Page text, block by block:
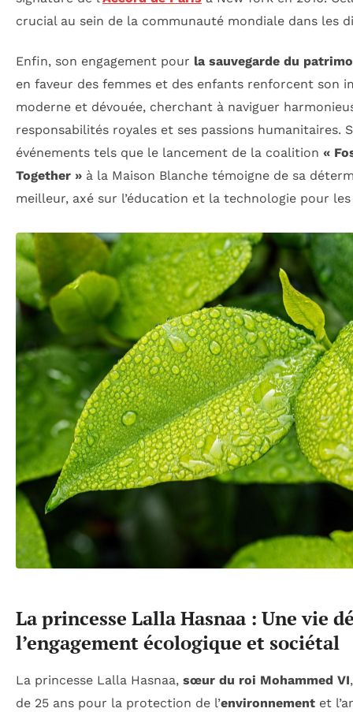
crucial au sein de la communauté mondiale dans les
Enfin, son engagement pour la sauvegarde du
en faveur des femmes et des enfants renforcent son
moderne et dévouée, cherchant à naviguer
responsabilités royales et ses passions humanitaires.
événements tels que le lancement de la coalition «
Together » à la Maison Blanche témoigne de sa
meilleur, axé sur l’éducation et la technologie pour
La princesse Lalla Hasnaa : Une vie
l’engagement écologique et sociétal
La princesse Lalla Hasnaa, sœur du roi Mohammed VI
de 25 ans pour la protection de l’environnement et